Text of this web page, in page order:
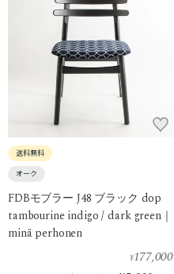
送料無料
オーク
FDBモブラー J48 ブラック dop
tambourine indigo / dark green｜
minä perhonen
¥177,000